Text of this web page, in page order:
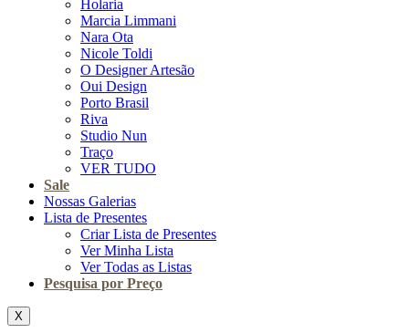
Holaria
Marcia Limmani
Nara Ota
Nicole Toldi
O Designer Artesão
Oui Design
Porto Brasil
Riva
Studio Nun
Traço
VER TUDO
Sale
Nossas Galerias
Lista de Presentes
Criar Lista de Presentes
Ver Minha Lista
Ver Todas as Listas
Pesquisa por Preço
X